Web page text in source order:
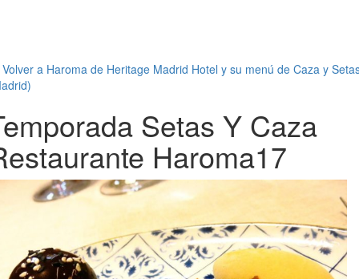
Volver a Haroma de Heritage Madrid Hotel y su menú de Caza y
Setas Y Caza
Haroma17